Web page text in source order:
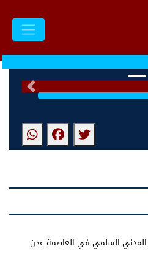
التالى
المدني السلمي في العاصمة عدن